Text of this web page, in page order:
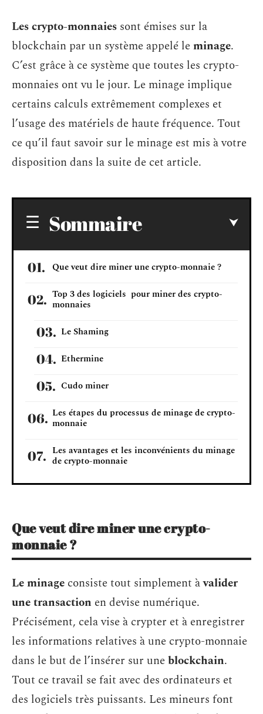
Les crypto-monnaies sont émises sur la
blockchain par un système appelé leminage.
C’est grâce à ce système que toutes les crypto-
monnaies ont vu le jour. Le minage implique
certains calculs extrêmement complexes et
l’usage des matériels de haute fréquence. Tout
ce qu’il faut savoir sur le minage est mis à votre
disposition dans la suite de cet article.
Sommaire
Que veut dire miner une crypto-monnaie ?
Top 3 des logiciels pour miner des crypto-
monnaies
Le Shaming
Ethermine
Cudo miner
Les étapes du processus de minage de crypto-
monnaie
Les avantages et les inconvénients du minage
de crypto-monnaie
Que veut dire miner une crypto-
monnaie ?
Le minage consiste tout simplement àvalider
une transaction en devise numérique.
Précisément, cela vise à crypter et à enregistrer
les informations relatives à une crypto-monnaie
dans le but de l’insérer sur uneblockchain.
Tout ce travail se fait avec des ordinateurs et
des logiciels très puissants. Les mineurs font